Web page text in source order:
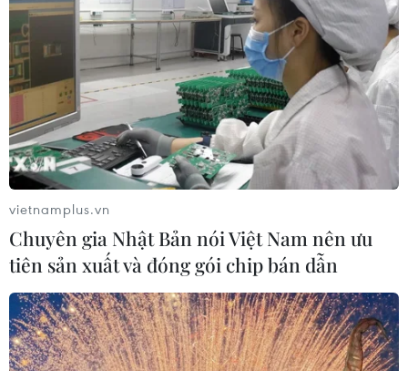
28/05/2025 03:10
Khách hàng có dòng tiền gửi lớn, từ vài trăm đến hàng
nghìn tỷ đồng, có thể hưởng lãi suất từ 7,5%-9,65% nếu
gửi tiền vào 4 ngân hàng ABBank, PVcomBank, HDBank
và Vikki Bank.
vietnamplus.vn
Chuyên gia Nhật Bản nói Việt Nam nên ưu
tiên sản xuất và đóng gói chip bán dẫn